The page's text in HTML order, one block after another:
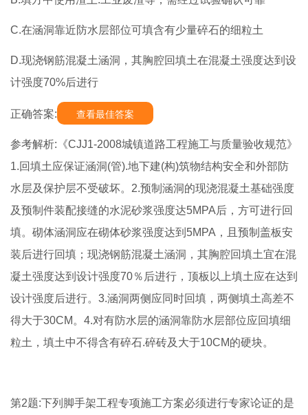
C.在涵洞靠近防水层部位可填含有少量碎石的细粒土
D.现浇钢筋混凝土涵洞，其胸腔回填土在混凝土强度达到设
计强度70%后进行
正确答案: 查看最佳答案
参考解析:《CJJ1-2008城镇道路工程施工与质量验收规范》
1.回填土应保证涵洞(管).地下建(构)筑物结构安全和外部防
水层及保护层不受破坏。2.预制涵洞的现浇混凝土基础强度
及预制件装配接缝的水泥砂浆强度达5MPA后，方可进行回
填。砌体涵洞应在砌体砂浆强度达到5MPA，且预制盖板安
装后进行回填；现浇钢筋混凝土涵洞，其胸腔回填土宜在混
凝土强度达到设计强度70％后进行，顶板以上填土应在达到
设计强度后进行。3.涵洞两侧应同时回填，两侧填土高差不
得大于30CM。4.对有防水层的涵洞靠防水层部位应回填细
粒土，填土中不得含有碎石.碎砖及大于10CM的硬块。
第2题:下列脚手架工程专项施工方案必须进行专家论证的是